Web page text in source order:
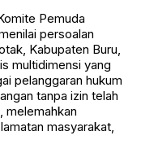
Pemuda
persoalan
Kabupaten Buru,
multidimensi yang
pelanggaran hukum
tanpa izin telah
melemahkan
masyarakat,